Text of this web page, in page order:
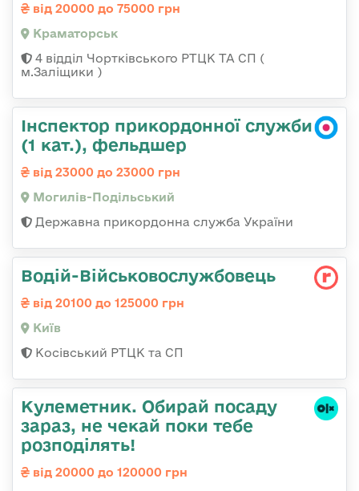
від 20000 до 75000 грн
Краматорськ
4 відділ Чортківського РТЦК ТА СП (
м.Заліщики )
Інспектор прикордонної служби
(1 кат.), фельдшер
від 23000 до 23000 грн
Могилів-Подільський
Державна прикордонна служба України
Водій-Військовослужбовець
від 20100 до 125000 грн
Київ
Косівський РТЦК та СП
Кулеметник. Обирай посаду
зараз, не чекай поки тебе
розподілять!
від 20000 до 120000 грн